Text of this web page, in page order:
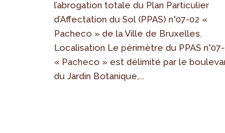
l’abrogation totale du Plan Particulier
d’Affectation du Sol (PPAS) n°07-02 «
Pacheco » de la Ville de Bruxelles.
Localisation Le périmètre du PPAS
« Pacheco » est délimité par le
du Jardin Botanique,...